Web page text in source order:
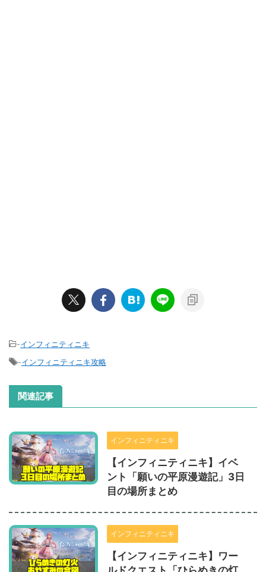
-インフィニティニキ
-インフィニティニキ攻略
関連記事
インフィニティニキ
【インフィニティニキ】イベ
ント「願いの平原漫遊記」3日
目の場所まとめ
インフィニティニキ
【インフィニティニキ】ワー